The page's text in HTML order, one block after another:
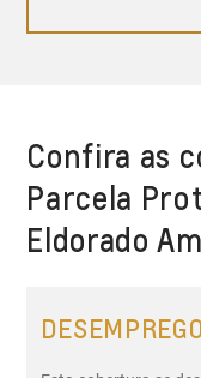
Confira as
Parcela
Eldorado